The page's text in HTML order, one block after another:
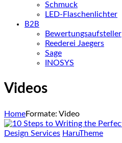
Schmuck
LED-Flaschenlichter
B2B
Bewertungsaufsteller
Reederei Jaegers
Sage
INOSYS
Videos
HomeFormate: Video
Design Services HaruTheme